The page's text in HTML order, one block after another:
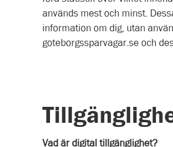
används mest och minst.
information om dig, utan
goteborgssparvagar.se och
Vad är digital tillgänglighet?